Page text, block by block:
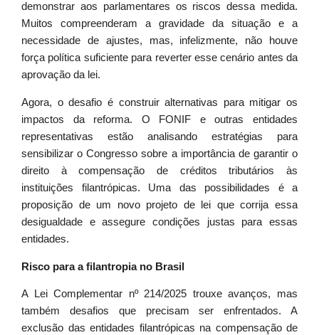
demonstrar aos parlamentares os riscos dessa medida.
Muitos compreenderam a gravidade da situação e a
necessidade de ajustes, mas, infelizmente, não houve
força política suficiente para reverter esse cenário antes da
aprovação da lei.
Agora, o desafio é construir alternativas para mitigar os
impactos da reforma. O FONIF e outras entidades
representativas estão analisando estratégias para
sensibilizar o Congresso sobre a importância de garantir o
direito à compensação de créditos tributários às
instituições filantrópicas. Uma das possibilidades é a
proposição de um novo projeto de lei que corrija essa
desigualdade e assegure condições justas para essas
entidades.
Risco para a filantropia no Brasil
A Lei Complementar nº 214/2025 trouxe avanços, mas
também desafios que precisam ser enfrentados. A
exclusão das entidades filantrópicas na compensação de